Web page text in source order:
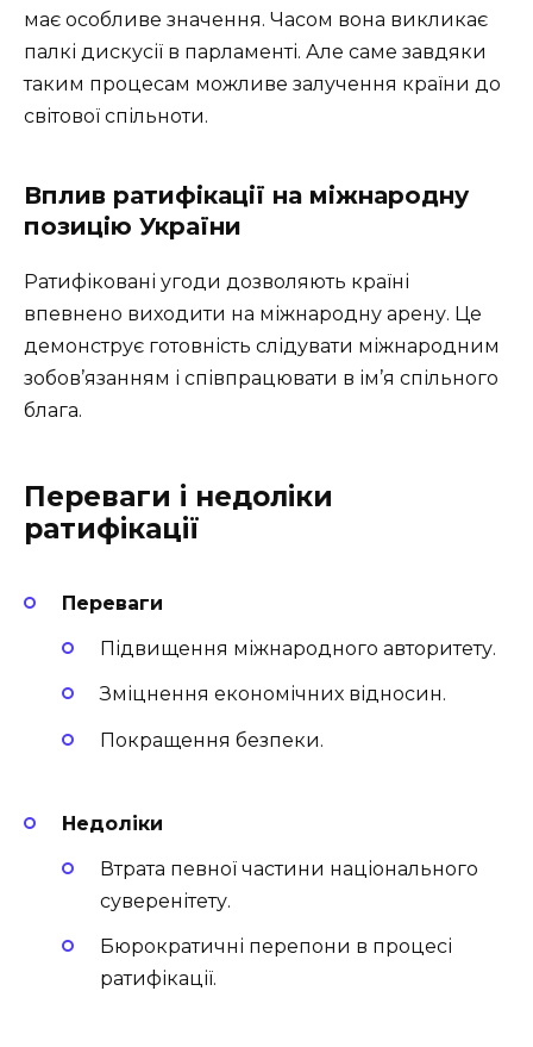
має особливе значення. Часом вона викликає
палкі дискусії в парламенті. Але саме завдяки
таким процесам можливе залучення країни до
світової спільноти.
Вплив ратифікації на міжнародну
позицію України
Ратифіковані угоди дозволяють країні
впевнено виходити на міжнародну арену. Це
демонструє готовність слідувати міжнародним
зобов’язанням і співпрацювати в ім’я спільного
блага.
Переваги і недоліки
ратифікації
Переваги
Підвищення міжнародного авторитету.
Зміцнення економічних відносин.
Покращення безпеки.
Недоліки
Втрата певної частини національного
суверенітету.
Бюрократичні перепони в процесі
ратифікації.